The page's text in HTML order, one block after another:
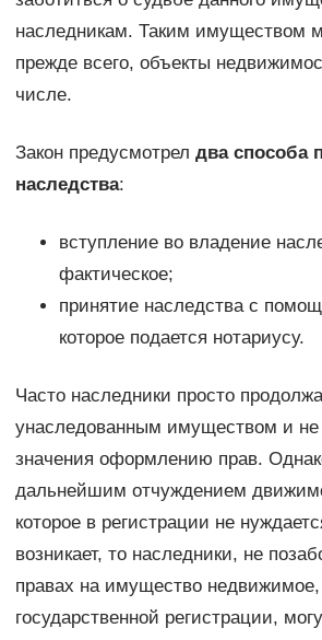
наследникам. Таким имуществом
прежде всего, объекты
числе.
Закон предусмотрел два способа
наследства:
вступление во владение
фактическое;
принятие наследства с
которое подается нотариусу.
Часто наследники просто
унаследованным имуществом и
значения оформлению прав.
дальнейшим отчуждением
которое в регистрации не
возникает, то наследники, не
правах на имущество недвижимое,
государственной регистрации,